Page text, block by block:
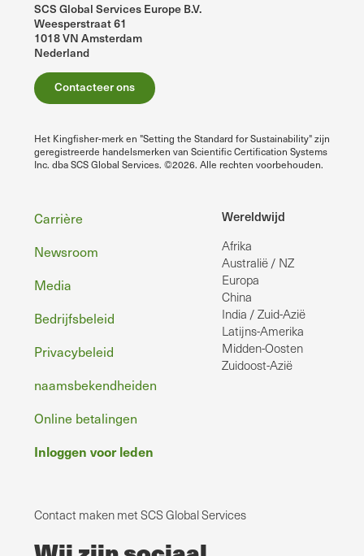
SCS Global Services Europe B.V.
Weesperstraat 61
1018 VN Amsterdam
Nederland
Contacteer ons
Het Kingfisher-merk en "Setting the Standard for Sustainability" zijn
geregistreerde handelsmerken van Scientific Certification Systems
Inc. dba SCS Global Services. ©2026. Alle rechten voorbehouden.
Wereldwijd
Afrika
Australië / NZ
Europa
China
India / Zuid-Azië
Latijns-Amerika
Midden-Oosten
Zuidoost-Azië
Voettekst
Carrière
Newsroom
Media
Bedrijfsbeleid
Privacybeleid
naamsbekendheiden
Online betalingen
Inloggen voor leden
Contact maken met SCS Global Services